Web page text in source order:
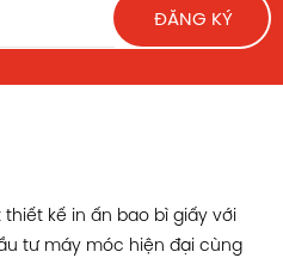
lớn hơn như xe tải, máy
hộp nắp gài có thể được
ĐĂNG KÝ
thiết kế in ấn bao bì giấy với
tư máy móc hiện đại cùng